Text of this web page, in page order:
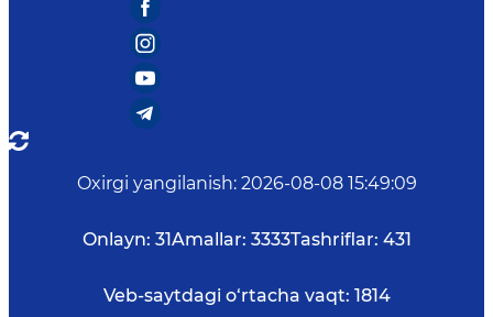
Oxirgi yangilanish: 2026-08-08 15:49:09
Onlayn: 31Amallar: 3333Tashriflar: 431
Veb-saytdagi o‘rtacha vaqt: 1814